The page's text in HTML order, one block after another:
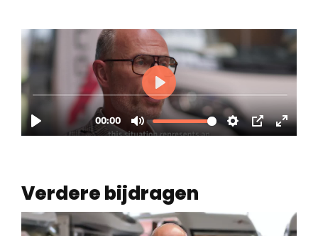
Verdere bijdragen